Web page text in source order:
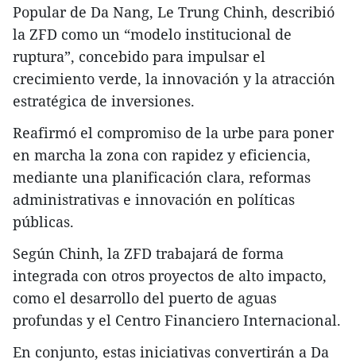
Popular de Da Nang, Le Trung Chinh, describió
la ZFD como un “modelo institucional de
ruptura”, concebido para impulsar el
crecimiento verde, la innovación y la atracción
estratégica de inversiones.
Reafirmó el compromiso de la urbe para poner
en marcha la zona con rapidez y eficiencia,
mediante una planificación clara, reformas
administrativas e innovación en políticas
públicas.
Según Chinh, la ZFD trabajará de forma
integrada con otros proyectos de alto impacto,
como el desarrollo del puerto de aguas
profundas y el Centro Financiero Internacional.
En conjunto, estas iniciativas convertirán a Da